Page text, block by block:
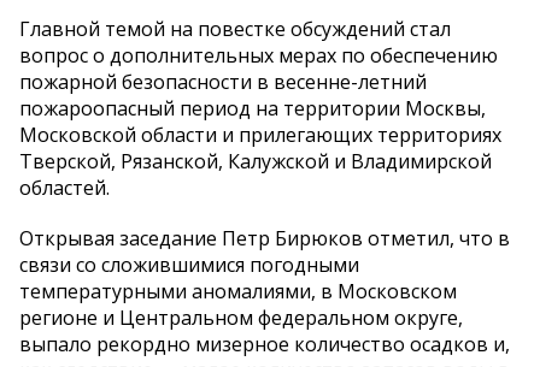
Главной темой на повестке обсуждений стал
вопрос о дополнительных мерах по обеспечению
пожарной безопасности в весенне-летний
пожароопасный период на территории Москвы,
Московской области и прилегающих территориях
Тверской, Рязанской, Калужской и Владимирской
областей.
Открывая заседание Петр Бирюков отметил, что в
связи со сложившимися погодными
температурными аномалиями, в Московском
регионе и Центральном федеральном округе,
выпало рекордно мизерное количество осадков и,